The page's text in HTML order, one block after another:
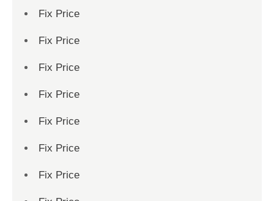
Fix Price
Fix Price
Fix Price
Fix Price
Fix Price
Fix Price
Fix Price